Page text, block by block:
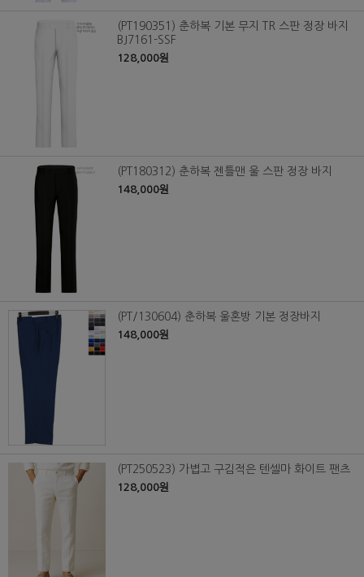
(PT190351) 춘하복 기본 무지 TR 스판 정장 바지
BJ7161-SSF
128,000원
(PT180312) 춘하복 젠틀맨 울 스판 정장 바지
148,000원
(PT/130604) 춘하복 울혼방 기본 정장바지
148,000원
(PT250523) 가볍고 구김적은 텐셀마 화이트 팬츠
128,000원